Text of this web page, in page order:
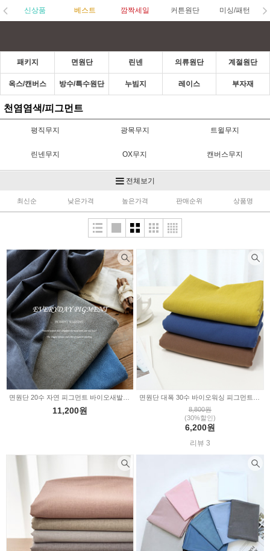
신상품 베스트 깜짝세일 커튼원단 미싱/패턴
패키지 면원단 린넨 의류원단 계절원단
옥스/캔버스 방수/특수원단 누빔지 레이스 부자재
천염염색/피그먼트
평직무지 광목무지 트윌무지
린넨무지 OX무지 캔버스무지
방수천무지
천염염색/피그먼트 인견무지 암막무지
쉬폰무지
망사무지 거즈무지 혼방무지
샤틴무지 아사무지
폴라폴리스무지
전체보기
최신순 낮은가격 높은가격 판매순위 상품명
11,200원
8,800원
(30%할인)
6,200원
리뷰 3